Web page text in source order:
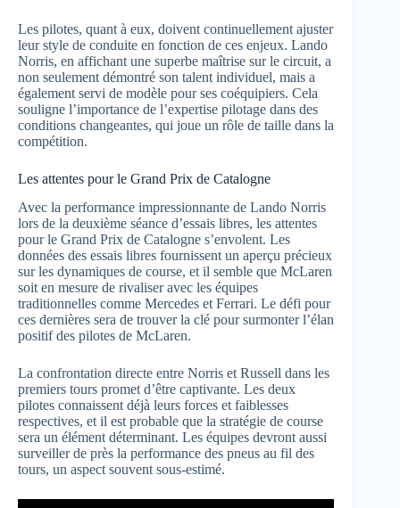
Les pilotes, quant à eux, doivent continuellement ajuster
leur style de conduite en fonction de ces enjeux. Lando
Norris, en affichant une superbe maîtrise sur le circuit, a
non seulement démontré son talent individuel, mais a
également servi de modèle pour ses coéquipiers. Cela
souligne l’importance de l’expertise pilotage dans des
conditions changeantes, qui joue un rôle de taille dans la
compétition.
Les attentes pour le Grand Prix de Catalogne
Avec la performance impressionnante de Lando Norris
lors de la deuxième séance d’essais libres, les attentes
pour le Grand Prix de Catalogne s’envolent. Les
données des essais libres fournissent un aperçu précieux
sur les dynamiques de course, et il semble que McLaren
soit en mesure de rivaliser avec les équipes
traditionnelles comme Mercedes et Ferrari. Le défi pour
ces dernières sera de trouver la clé pour surmonter l’élan
positif des pilotes de McLaren.
La confrontation directe entre Norris et Russell dans les
premiers tours promet d’être captivante. Les deux
pilotes connaissent déjà leurs forces et faiblesses
respectives, et il est probable que la stratégie de course
sera un élément déterminant. Les équipes devront aussi
surveiller de près la performance des pneus au fil des
tours, un aspect souvent sous-estimé.